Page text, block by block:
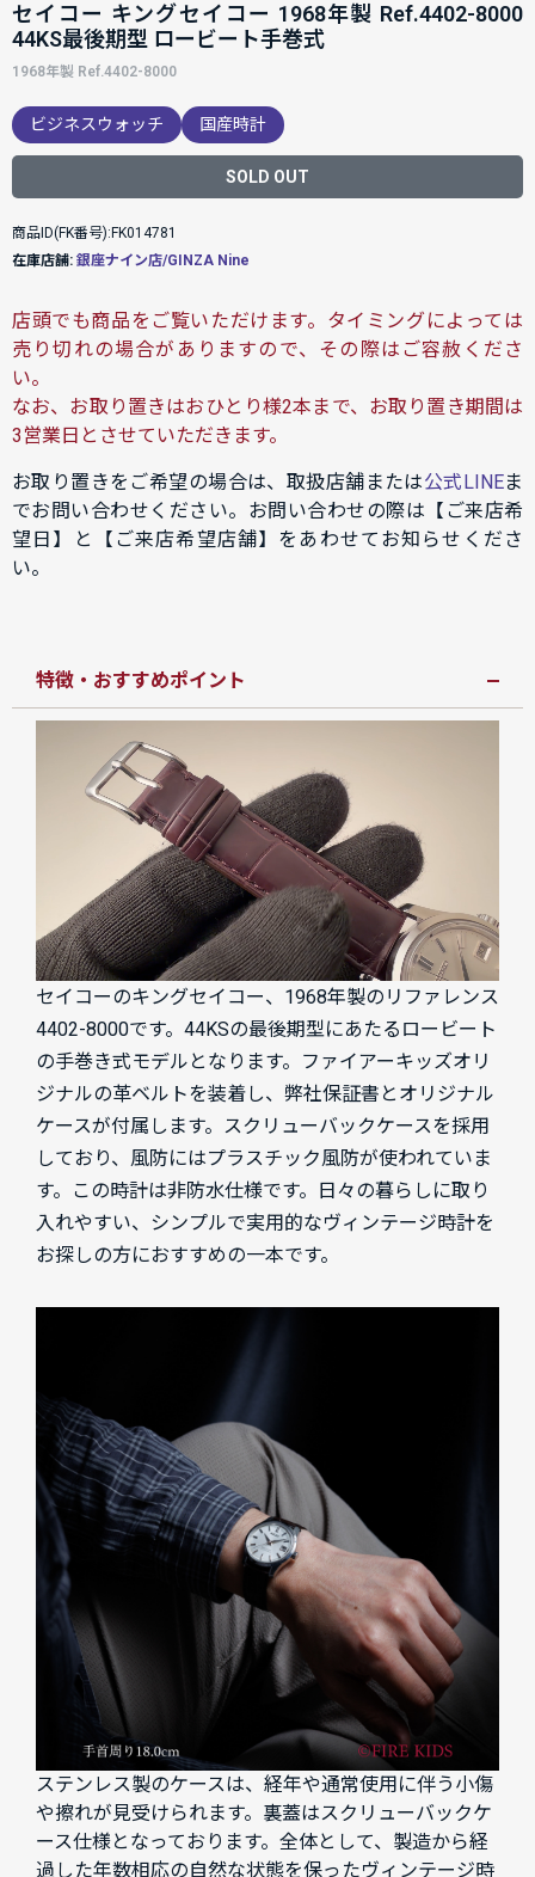
セイコー キングセイコー 1968年製 Ref.4402-8000
44KS最後期型 ロービート手巻式
1968年製 Ref.4402-8000
ビジネスウォッチ 国産時計
SOLD OUT
商品ID(FK番号):FK014781
在庫店舗: 銀座ナイン店/GINZA Nine
店頭でも商品をご覧いただけます。タイミングによっては
売り切れの場合がありますので、その際はご容赦くださ
い。
なお、お取り置きはおひとり様2本まで、お取り置き期間は
3営業日とさせていただきます。
お取り置きをご希望の場合は、取扱店舗または公式LINEま
でお問い合わせください。お問い合わせの際は【ご来店希
望日】と【ご来店希望店舗】をあわせてお知らせくださ
い。
特徴・おすすめポイント
セイコーのキングセイコー、1968年製のリファレンス
4402-8000です。44KSの最後期型にあたるロービート
の手巻き式モデルとなります。ファイアーキッズオリ
ジナルの革ベルトを装着し、弊社保証書とオリジナル
ケースが付属します。スクリューバックケースを採用
しており、風防にはプラスチック風防が使われていま
す。この時計は非防水仕様です。日々の暮らしに取り
入れやすい、シンプルで実用的なヴィンテージ時計を
お探しの方におすすめの一本です。
ステンレス製のケースは、経年や通常使用に伴う小傷
や擦れが見受けられます。裏蓋はスクリューバックケ
ース仕様となっております。全体として、製造から経
過した年数相応の自然な状態を保ったヴィンテージ時